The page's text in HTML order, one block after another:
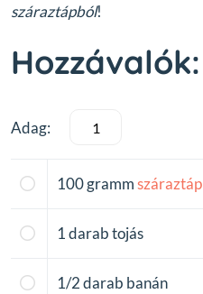
száraztápból!
Hozzávalók:
Adag:
100grammszáraztáp
1darab tojás
1/2darab banán